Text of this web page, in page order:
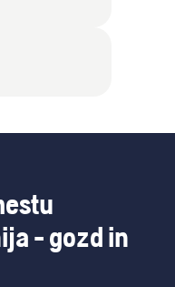
- gozd in